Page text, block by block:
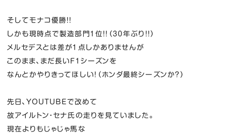
そしてモナコ優勝！！
しかも現時点で製造部門１位！！（３０年ぶり！！）
メルセデスとは差が１点しかありませんが
このまま、まだ長いF１シーズンを
なんとかやりきってほしい！（ホンダ最終シーズンか？）
先日、YOUTUBEで改めて
故アイルトン・セナ氏の走りを見ていました。
現在よりもじゃじゃ馬な